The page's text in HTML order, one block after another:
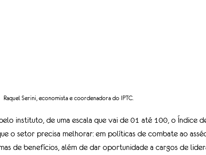
Raquel Serini, economista e coordenadora do IPTC.
instituto, de uma escala que vai de 01 até 100, o Índice
o setor precisa melhorar: em políticas de combate ao
de benefícios, além de dar oportunidade a cargos de